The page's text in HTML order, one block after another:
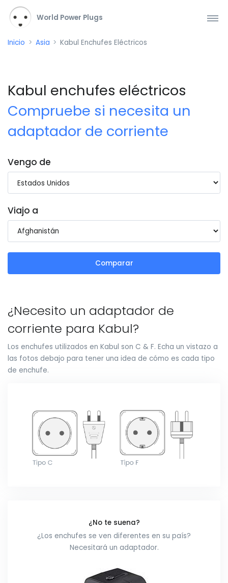
World Power Plugs
Inicio Asia Kabul Enchufes Eléctricos
Kabul enchufes eléctricos
Compruebe si necesita un
adaptador de corriente
Vengo de
Viajo a
Comparar
¿Necesito un adaptador de
corriente para Kabul?
Los enchufes utilizados en Kabul son C & F. Echa un vistazo a
las fotos debajo para tener una idea de cómo es cada tipo
de enchufe.
¿No te suena?
¿Los enchufes se ven diferentes en su país?
Necesitará un adaptador.